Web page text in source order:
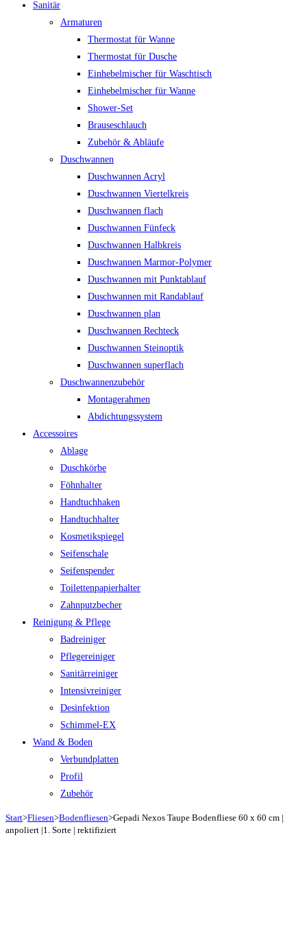
Sanitär
Armaturen
Thermostat für Wanne
Thermostat für Dusche
Einhebelmischer für Waschtisch
Einhebelmischer für Wanne
Shower-Set
Brauseschlauch
Zubehör & Abläufe
Duschwannen
Duschwannen Acryl
Duschwannen Viertelkreis
Duschwannen flach
Duschwannen Fünfeck
Duschwannen Halbkreis
Duschwannen Marmor-Polymer
Duschwannen mit Punktablauf
Duschwannen mit Randablauf
Duschwannen plan
Duschwannen Rechteck
Duschwannen Steinoptik
Duschwannen superflach
Duschwannenzubehör
Montagerahmen
Abdichtungssystem
Accessoires
Ablage
Duschkörbe
Föhnhalter
Handtuchhaken
Handtuchhalter
Kosmetikspiegel
Seifenschale
Seifenspender
Toilettenpapierhalter
Zahnputzbecher
Reinigung & Pflege
Badreiniger
Pflegereiniger
Sanitärreiniger
Intensivreiniger
Desinfektion
Schimmel-EX
Wand & Boden
Verbundplatten
Profil
Zubehör
Start>Fliesen>Bodenfliesen>Gepadi Nexos Taupe Bodenfliese 60 x 60 cm |
anpoliert |1. Sorte | rektifiziert